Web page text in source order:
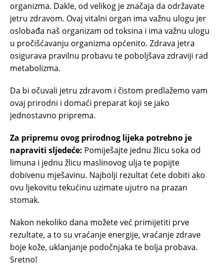
organizma. Dakle, od velikog je značaja da održavate
jetru zdravom. Ovaj vitalni organ ima važnu ulogu jer
oslobađa naš organizam od toksina i ima važnu ulogu
u pročišćavanju organizma općenito. Zdrava jetra
osigurava pravilnu probavu te poboljšava zdraviji rad
metabolizma.
Da bi očuvali jetru zdravom i čistom predlažemo vam
ovaj prirodni i domaći preparat koji se jako
jednostavno priprema.
Za pripremu ovog prirodnog lijeka potrebno je
napraviti sljedeće: Pomiješajte jednu žlicu soka od
limuna i jednu žlicu maslinovog ulja te popijte
dobivenu mješavinu. Najbolji rezultat ćete dobiti ako
ovu ljekovitu tekućinu uzimate ujutro na prazan
stomak.
Nakon nekoliko dana možete već primijetiti prve
rezultate, a to su vraćanje energije, vraćanje zdrave
boje kože, uklanjanje podočnjaka te bolja probava.
Sretno!